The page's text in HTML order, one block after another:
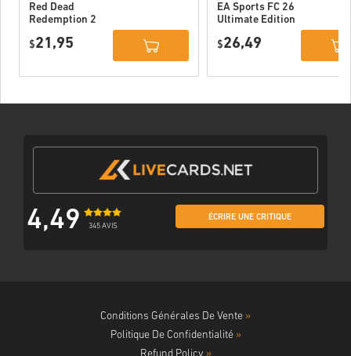
Red Dead
Redemption 2
$21,95
EA Sports FC 26
Ultimate Edition
Series X|S
$26,49
4,49 345 AVIS
ÉCRIRE UNE CRITIQUE
Conditions Générales De Vente »
Politique De Confidentialité »